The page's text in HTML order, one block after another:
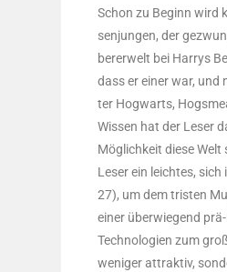
Schon zu Beginn wird
sen­jun­gen, der
be­rer­welt bei Har­rys
dass er einer war,
ter Hog­warts,
Wis­sen hat der Leser
Mög­lich­keit die­se
Leser ein leich­tes,
27), um dem tris­ten
einer über­wie­gend
Tech­no­lo­gien zum
weni­ger attrak­tiv,